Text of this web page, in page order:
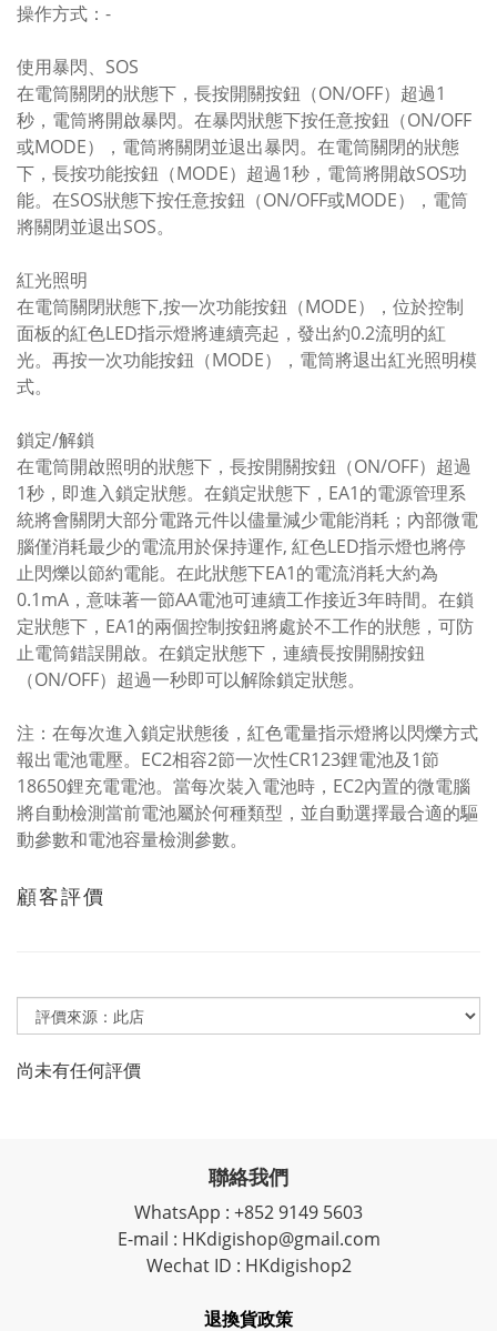
操作方式：-
使用暴閃、SOS
在電筒關閉的狀態下，長按開關按鈕（ON/OFF）超過1
秒，電筒將開啟暴閃。在暴閃狀態下按任意按鈕（ON/OFF
或MODE），電筒將關閉並退出暴閃。在電筒關閉的狀態
下，長按功能按鈕（MODE）超過1秒，電筒將開啟SOS功
能。在SOS狀態下按任意按鈕（ON/OFF或MODE），電筒
將關閉並退出SOS。
紅光照明
在電筒關閉狀態下,按一次功能按鈕（MODE），位於控制
面板的紅色LED指示燈將連續亮起，發出約0.2流明的紅
光。再按一次功能按鈕（MODE），電筒將退出紅光照明模
式。
鎖定/解鎖
在電筒開啟照明的狀態下，長按開關按鈕（ON/OFF）超過
1秒，即進入鎖定狀態。在鎖定狀態下，EA1的電源管理系
統將會關閉大部分電路元件以儘量減少電能消耗；內部微電
腦僅消耗最少的電流用於保持運作, 紅色LED指示燈也將停
止閃爍以節約電能。在此狀態下EA1的電流消耗大約為
0.1mA，意味著一節AA電池可連續工作接近3年時間。在鎖
定狀態下，EA1的兩個控制按鈕將處於不工作的狀態，可防
止電筒錯誤開啟。在鎖定狀態下，連續長按開關按鈕
（ON/OFF）超過一秒即可以解除鎖定狀態。
注：在每次進入鎖定狀態後，紅色電量指示燈將以閃爍方式
報出電池電壓。EC2相容2節一次性CR123鋰電池及1節
18650鋰充電電池。當每次裝入電池時，EC2內置的微電腦
將自動檢測當前電池屬於何種類型，並自動選擇最合適的驅
動參數和電池容量檢測參數。
顧客評價
尚未有任何評價
聯絡我們
WhatsApp : +852 9149 5603
E-mail : HKdigishop@gmail.com
Wechat ID : HKdigishop2
退換貨政策